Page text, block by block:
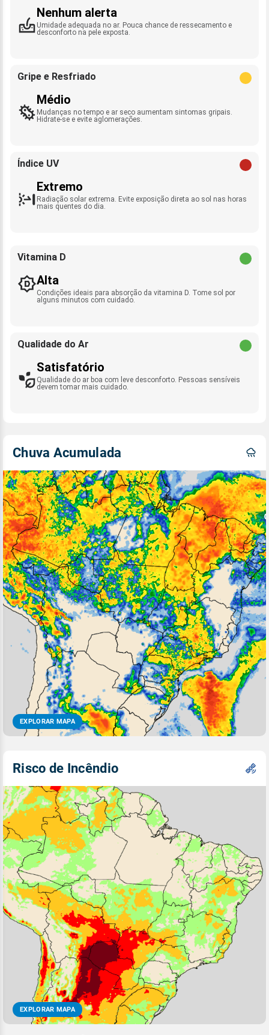
Nenhum alerta
Umidade adequada no ar. Pouca chance de ressecamento e
desconforto na pele exposta.
Gripe e Resfriado
Médio
Mudanças no tempo e ar seco aumentam sintomas gripais.
Hidrate-se e evite aglomerações.
Índice UV
Extremo
Radiação solar extrema. Evite exposição direta ao sol nas horas
mais quentes do dia.
Vitamina D
Alta
Condições ideais para absorção da vitamina D. Tome sol por
alguns minutos com cuidado.
Qualidade do Ar
Satisfatório
Qualidade do ar boa com leve desconforto. Pessoas sensíveis
devem tomar mais cuidado.
Chuva Acumulada
EXPLORAR MAPA
Risco de Incêndio
EXPLORAR MAPA